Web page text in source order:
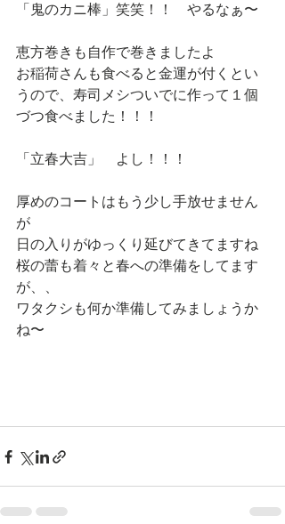
「鬼のカニ棒」笑笑！！　やるなぁ〜
恵方巻きも自作で巻きましたよ
お稲荷さんも食べると金運が付くとい
うので、寿司メシついでに作って１個
づつ食べました！！！
「立春大吉」　よし！！！
厚めのコートはもう少し手放せません
が
日の入りがゆっくり延びてきてますね
桜の蕾も着々と春への準備をしてます
が、、
ワタクシも何か準備してみましょうか
ね〜